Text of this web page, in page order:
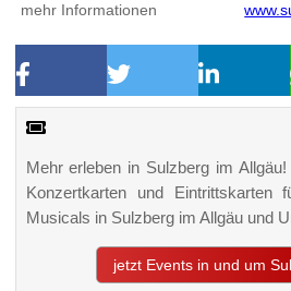
mehr Informationen
Mehr erleben in Sulzberg im
Konzertkarten und Eintrittskarten
Musicals in Sulzberg im Allgäu und
jetzt Events in und um